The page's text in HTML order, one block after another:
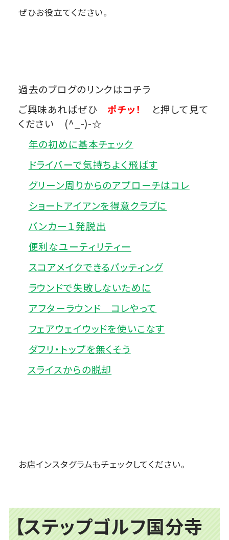
ぜひお役立てください。
過去のブログのリンクはコチラ
ご興味あればぜひポチッ！
と押して見て
ください (^_-)-☆
年の初めに基本チェック
ドライバーで気持ちよく飛ばす
グリーン周りからのアプローチはコレ
ショートアイアンを得意クラブに
バンカー１発脱出
便利なユーティリティー
スコアメイクできるパッティング
ラウンドで失敗しないために
アフターラウンド コレやって
フェアウェイウッドを使いこなす
ダフリ・トップを無くそう
スライスからの脱却
お店インスタグラムもチェックしてください。
【ステップゴルフ国分寺